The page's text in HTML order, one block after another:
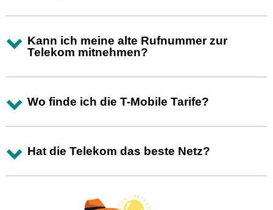
Kann ich meine alte Rufnummer zur
Telekom mitnehmen?
Wo finde ich die T-Mobile Tarife?
Hat die Telekom das beste Netz?